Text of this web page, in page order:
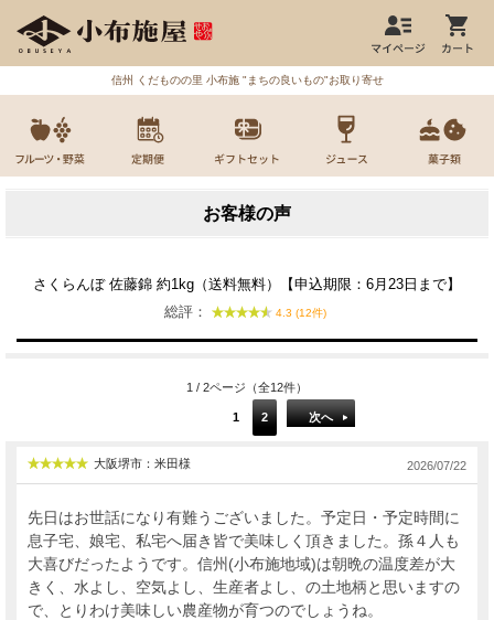
信州 くだものの里 小布施 "まちの良いもの"お取り寄せ
お客様の声
さくらんぼ 佐藤錦 約1kg（送料無料）【申込期限：6月23日まで】
総評：
4.3 (12件)
1 / 2ページ（全12件）
1 2 次へ
大阪堺市：米田様 2026/07/22
先日はお世話になり有難うございました。予定日・予定時間に
息子宅、娘宅、私宅へ届き皆で美味しく頂きました。孫４人も
大喜びだったようです。信州(小布施地域)は朝晩の温度差が大
きく、水よし、空気よし、生産者よし、の土地柄と思いますの
で、とりわけ美味しい農産物が育つのでしょうね。